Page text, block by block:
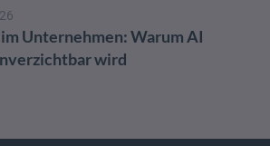
Unternehmen: Warum AI
wird